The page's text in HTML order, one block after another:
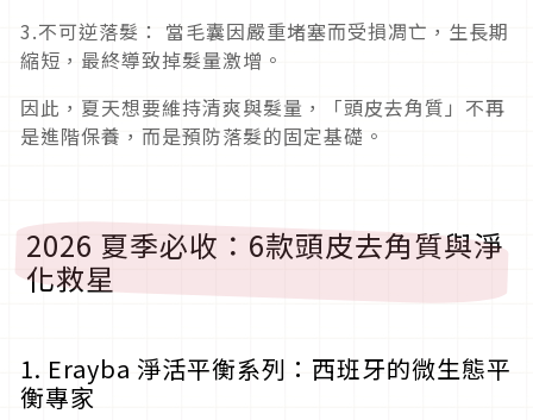
3.不可逆落髮： 當毛囊因嚴重堵塞而受損凋亡，生長期
縮短，最終導致掉髮量激增。
因此，夏天想要維持清爽與髮量，「頭皮去角質」不再
是進階保養，而是預防落髮的固定基礎。
2026 夏季必收：6款頭皮去角質與淨
化救星
1. Erayba 淨活平衡系列：西班牙的微生態平
衡專家